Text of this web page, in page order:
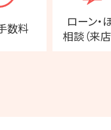
数料
ローン・
相談（来